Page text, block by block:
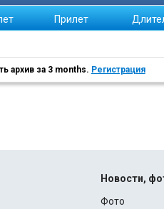
Прилет
архив за 3 months. Регистрация
Новости,
Фото